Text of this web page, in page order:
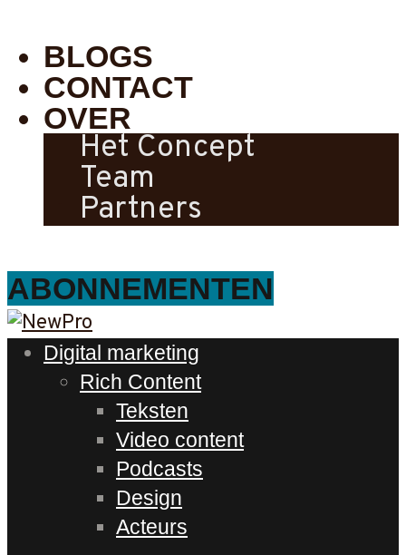
BLOGS
CONTACT
OVER
Het Concept
Team
Partners
ABONNEMENTEN
Digital marketing
Rich Content
Teksten
Video content
Podcasts
Design
Acteurs